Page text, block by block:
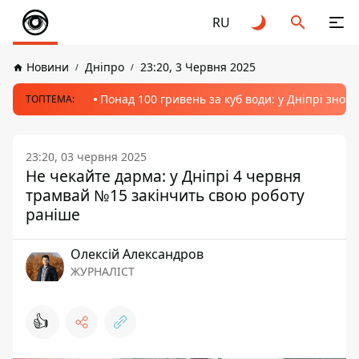
RU
Новини Дніпро 23:20, 3 Червня 2025
ТОПТЕМА: Понад 100 гривень за куб води: у Дніпрі
23:20, 03 червня 2025
Не чекайте дарма: у Дніпрі 4 червня
трамвай №15 закінчить свою роботу
раніше
Олексій Александров
ЖУРНАЛІСТ
👍